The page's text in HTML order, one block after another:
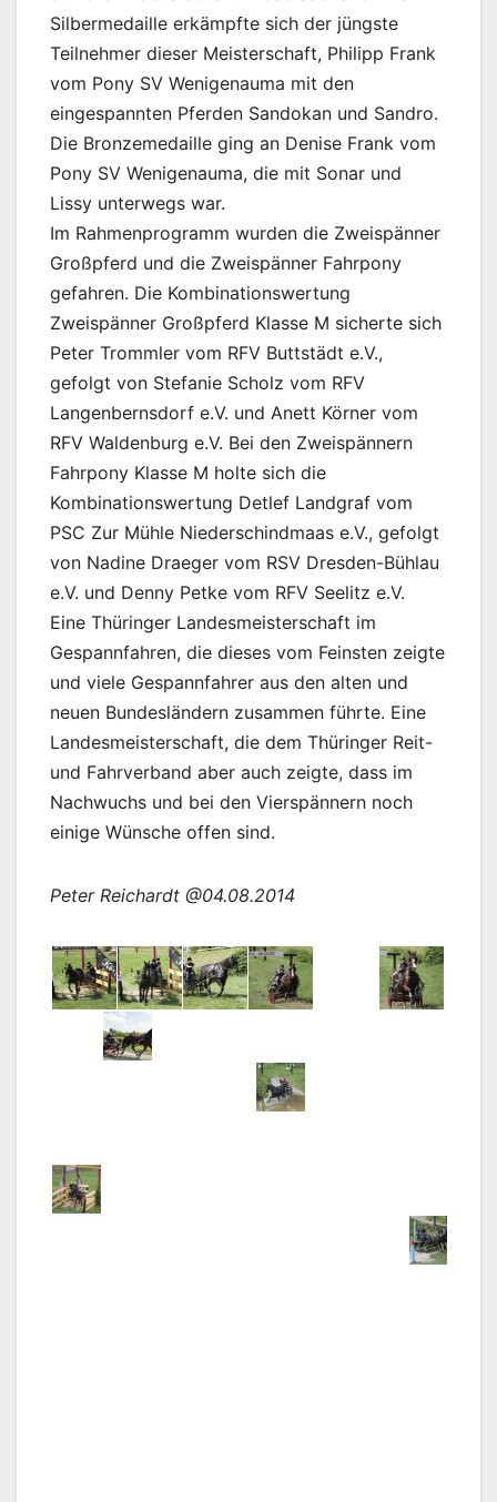
Silbermedaille erkämpfte sich der jüngste
Teilnehmer dieser Meisterschaft, Philipp Frank
vom Pony SV Wenigenauma mit den
eingespannten Pferden Sandokan und Sandro.
Die Bronzemedaille ging an Denise Frank vom
Pony SV Wenigenauma, die mit Sonar und
Lissy unterwegs war.
Im Rahmenprogramm wurden die Zweispänner
Großpferd und die Zweispänner Fahrpony
gefahren. Die Kombinationswertung
Zweispänner Großpferd Klasse M sicherte sich
Peter Trommler vom RFV Buttstädt e.V.,
gefolgt von Stefanie Scholz vom RFV
Langenbernsdorf e.V. und Anett Körner vom
RFV Waldenburg e.V. Bei den Zweispännern
Fahrpony Klasse M holte sich die
Kombinationswertung Detlef Landgraf vom
PSC Zur Mühle Niederschindmaas e.V., gefolgt
von Nadine Draeger vom RSV Dresden-Bühlau
e.V. und Denny Petke vom RFV Seelitz e.V.
Eine Thüringer Landesmeisterschaft im
Gespannfahren, die dieses vom Feinsten zeigte
und viele Gespannfahrer aus den alten und
neuen Bundesländern zusammen führte. Eine
Landesmeisterschaft, die dem Thüringer Reit-
und Fahrverband aber auch zeigte, dass im
Nachwuchs und bei den Vierspännern noch
einige Wünsche offen sind.
Peter Reichardt @04.08.2014